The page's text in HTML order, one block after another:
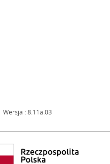
otwiera się w nowym oknie
Wersja : 8.11a.03